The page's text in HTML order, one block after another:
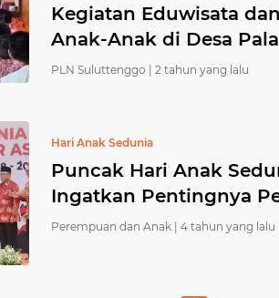
Kegiatan Eduwisata
Anak-Anak di Desa
PLN Suluttenggo | 2 tahun yang lalu
Hari Anak Sedunia
Puncak Hari Anak
Ingatkan Pentingnya
Perempuan dan Anak | 4 tahun yang lalu